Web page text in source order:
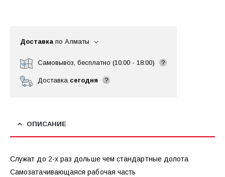
Доставка по Алматы
Самовывоз, бесплатно (10:00 - 18:00) ?
Доставка сегодня ?
ОПИСАНИЕ
Служат до 2-х раз дольше чем стандартные долота
Самозатачивающаяся рабочая часть